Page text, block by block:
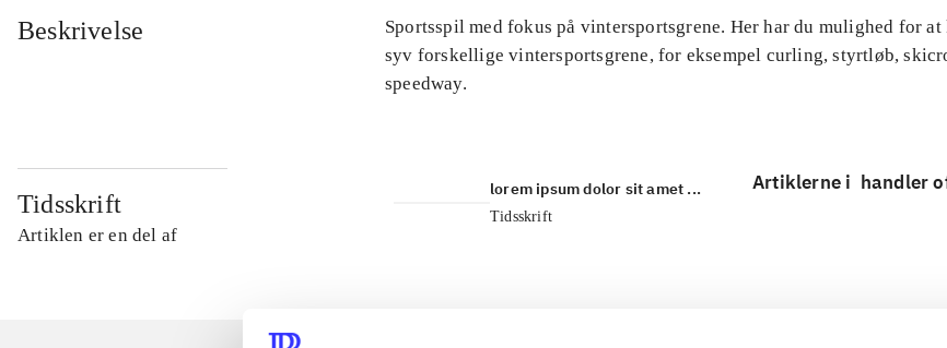
Beskrivelse
Sportsspil med fokus på vintersportsgrene. Her har du mulighed for
syv forskellige vintersportsgrene, for eksempel curling, styrtløb,
speedway.
Tidsskrift
Artiklen er en del af
lorem ipsum dolor sit amet ...
Tidsskrift
Artiklerne i handler